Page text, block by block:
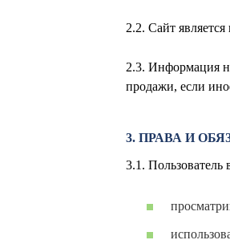
2.2. Сайт
2.3. Информация
продажи, если
3. ПРАВА И
3.1. Пользователь